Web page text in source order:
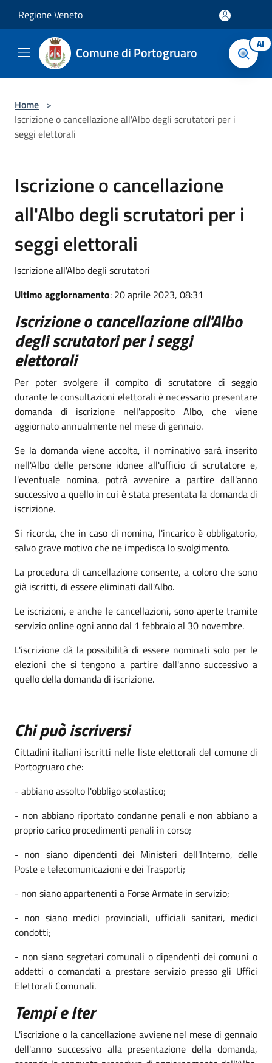
Regione Veneto
Comune di Portogruaro AI
Home >
Iscrizione o cancellazione all'Albo degli scrutatori per i
seggi elettorali
Iscrizione o cancellazione
all'Albo degli scrutatori per i
seggi elettorali
Iscrizione all'Albo degli scrutatori
Ultimo aggiornamento: 20 aprile 2023, 08:31
Iscrizione o cancellazione all'Albo
degli scrutatori per i seggi
elettorali
Per poter svolgere il compito di scrutatore di seggio
durante le consultazioni elettorali è necessario presentare
domanda di iscrizione nell'apposito Albo, che viene
aggiornato annualmente nel mese di gennaio.
Se la domanda viene accolta, il nominativo sarà inserito
nell'Albo delle persone idonee all'ufficio di scrutatore e,
l'eventuale nomina, potrà avvenire a partire dall'anno
successivo a quello in cui è stata presentata la domanda di
iscrizione.
Si ricorda, che in caso di nomina, l'incarico è obbligatorio,
salvo grave motivo che ne impedisca lo svolgimento.
La procedura di cancellazione consente, a coloro che sono
già iscritti, di essere eliminati dall'Albo.
Le iscrizioni, e anche le cancellazioni, sono aperte tramite
servizio online ogni anno dal 1 febbraio al 30 novembre.
L'iscrizione dà la possibilità di essere nominati solo per le
elezioni che si tengono a partire dall'anno successivo a
quello della domanda di iscrizione.
Chi può iscriversi
Cittadini italiani iscritti nelle liste elettorali del comune di
Portogruaro che:
- abbiano assolto l'obbligo scolastico;
- non abbiano riportato condanne penali e non abbiano a
proprio carico procedimenti penali in corso;
- non siano dipendenti dei Ministeri dell'Interno, delle
Poste e telecomunicazioni e dei Trasporti;
- non siano appartenenti a Forse Armate in servizio;
- non siano medici provinciali, ufficiali sanitari, medici
condotti;
- non siano segretari comunali o dipendenti dei comuni o
addetti o comandati a prestare servizio presso gli Uffici
Elettorali Comunali.
Tempi e Iter
L'iscrizione o la cancellazione avviene nel mese di gennaio
dell'anno successivo alla presentazione della domanda,